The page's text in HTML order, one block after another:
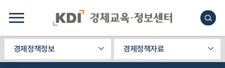
경제정책정보 경제정책자료